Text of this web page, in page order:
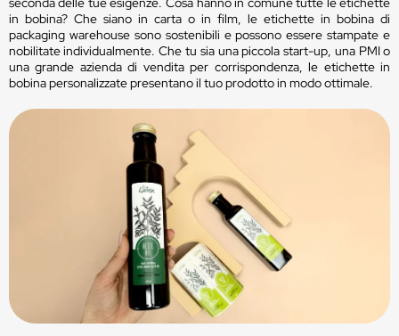
in bobina? Che siano in carta o in film, le etichette in bobina di
packaging warehouse sono sostenibili e possono essere stampate e
nobilitate individualmente. Che tu sia una piccola start-up, una PMI o
una grande azienda di vendita per corrispondenza, le etichette in
bobina personalizzate presentano il tuo prodotto in modo ottimale.